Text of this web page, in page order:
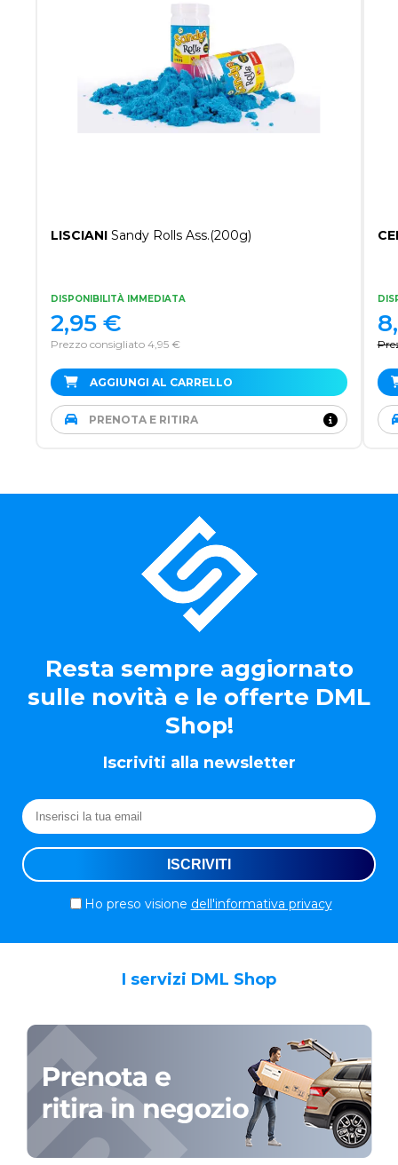
LISCIANI Sandy Rolls Ass.(200g)
DISPONIBILITÀ IMMEDIATA
Prezzo consigliato 4,95 €
2,95 €
AGGIUNGI AL CARRELLO
PRENOTA E RITIRA
Resta sempre aggiornato
sulle novità e le offerte DML
Shop!
Iscriviti alla newsletter
Ho preso visione dell'informativa privacy
I servizi DML Shop